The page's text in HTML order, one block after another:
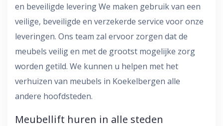
en beveiligde levering We maken gebruik van een
veilige, beveiligde en verzekerde service voor onze
leveringen. Ons team zal ervoor zorgen dat de
meubels veilig en met de grootst mogelijke zorg
worden getild. We kunnen u helpen met het
verhuizen van meubels in Koekelbergen alle
andere hoofdsteden.
Meubellift huren in alle steden